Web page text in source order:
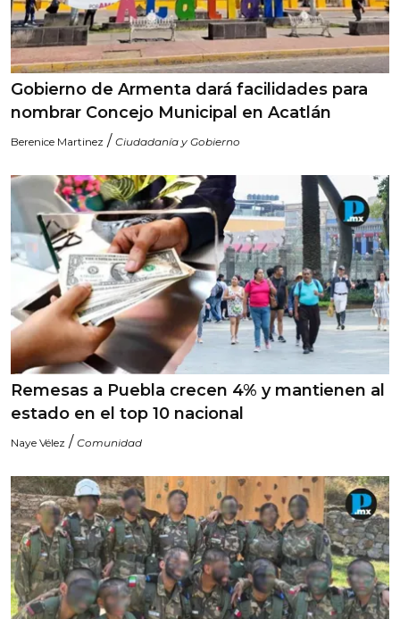
Gobierno de Armenta dará facilidades para
nombrar Concejo Municipal en Acatlán
Berenice Martinez / Ciudadanía y Gobierno
Remesas a Puebla crecen 4% y mantienen al
estado en el top 10 nacional
Naye Vélez / Comunidad